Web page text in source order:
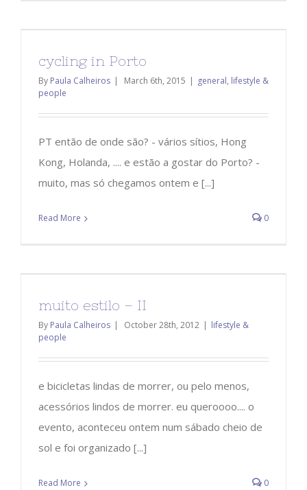
cycling in Porto
By Paula Calheiros | March 6th, 2015 | general, lifestyle &
people
PT então de onde são? - vários sítios, Hong
Kong, Holanda, .... e estão a gostar do Porto? -
muito, mas só chegamos ontem e [...]
Read More 0
muito estilo – II
By Paula Calheiros | October 28th, 2012 | lifestyle &
people
e bicicletas lindas de morrer, ou pelo menos,
acessórios lindos de morrer. eu queroooo.... o
evento, aconteceu ontem num sábado cheio de
sol e foi organizado [...]
Read More 0